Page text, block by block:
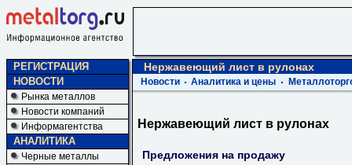
РЕГИСТРАЦИЯ
НОВОСТИ
Рынка металлов
Новости компаний
Информагентства
АНАЛИТИКА
Черные металлы
Нержавеющий лист в рулонах
Новости Аналитика и цены
Нержавеющий лист в рулонах
Предложения на продажу